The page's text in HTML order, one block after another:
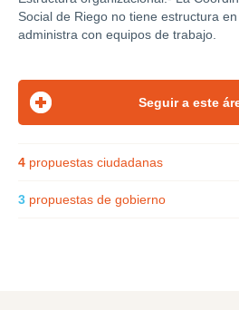
Social de Riego no tiene estructura
administra con equipos de trabajo.
4 propuestas ciudadanas
3 propuestas de gobierno